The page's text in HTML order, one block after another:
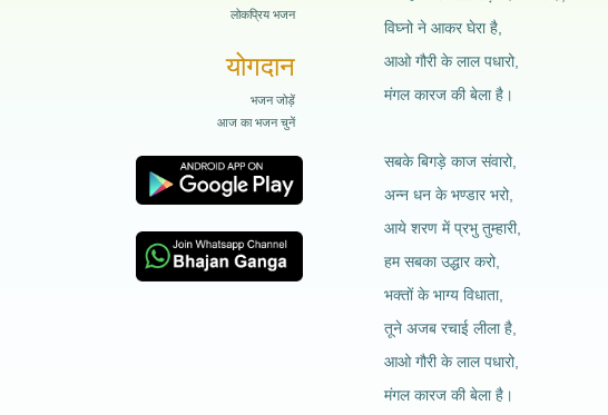
लोकप्रिय भजन
योगदान
भजन जोड़ें
आज का भजन चुनें
विघ्नो ने आकर घेरा है,
आओ गौरी के लाल पधारो,
मंगल कारज की बेला है।
सबके बिगड़े काज संवारो,
अन्न धन के भण्डार भरो,
आये शरण में प्रभु तुम्हारी,
हम सबका उद्धार करो,
भक्तों के भाग्य विधाता,
तूने अजब रचाई लीला है,
आओ गौरी के लाल पधारो,
मंगल कारज की बेला है।